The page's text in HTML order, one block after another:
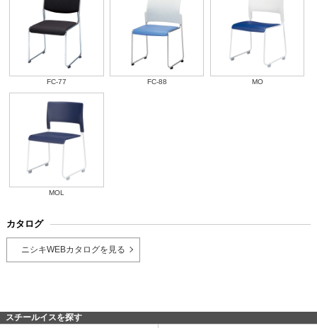
FC-77 FC-88 MO
MOL
カタログ
ニシキWEBカタログを見る
スチールイスを探す